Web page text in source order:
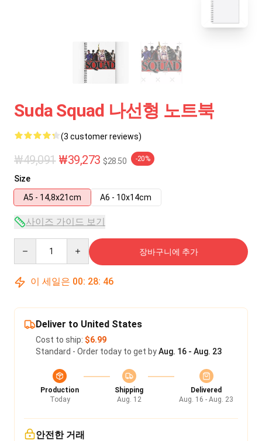
Suda Squad 나선형 노트북
(3 customer reviews)
₩49,091 ₩39,273 $28.50 -20%
Size
A5 - 14,8x21cm
A6 - 10x14cm
사이즈 가이드 보기
장바구니에 추가
이 세일은 00: 28: 45
Deliver to United States
Cost to ship: $6.99
Standard - Order today to get byAug. 16 - Aug. 23
Production
Today
Shipping
Aug. 12
Delivered
Aug. 16 - Aug. 23
안전한 거래